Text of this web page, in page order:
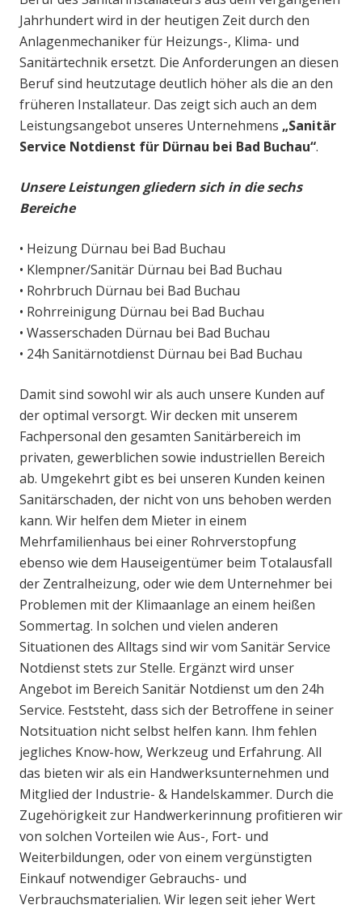
Jahrhundert wird in der heutigen Zeit durch den
Anlagenmechaniker für Heizungs-, Klima- und
Sanitärtechnik ersetzt. Die Anforderungen an diesen
Beruf sind heutzutage deutlich höher als die an den
früheren Installateur. Das zeigt sich auch an dem
Leistungsangebot unseres Unternehmens „Sanitär
Service Notdienst für Dürnau bei Bad Buchau“.
Unsere Leistungen gliedern sich in die sechs
Bereiche
• Heizung Dürnau bei Bad Buchau
• Klempner/Sanitär Dürnau bei Bad Buchau
• Rohrbruch Dürnau bei Bad Buchau
• Rohrreinigung Dürnau bei Bad Buchau
• Wasserschaden Dürnau bei Bad Buchau
• 24h Sanitärnotdienst Dürnau bei Bad Buchau
Damit sind sowohl wir als auch unsere Kunden auf
der optimal versorgt. Wir decken mit unserem
Fachpersonal den gesamten Sanitärbereich im
privaten, gewerblichen sowie industriellen Bereich
ab. Umgekehrt gibt es bei unseren Kunden keinen
Sanitärschaden, der nicht von uns behoben werden
kann. Wir helfen dem Mieter in einem
Mehrfamilienhaus bei einer Rohrverstopfung
ebenso wie dem Hauseigentümer beim Totalausfall
der Zentralheizung, oder wie dem Unternehmer bei
Problemen mit der Klimaanlage an einem heißen
Sommertag. In solchen und vielen anderen
Situationen des Alltags sind wir vom Sanitär Service
Notdienst stets zur Stelle. Ergänzt wird unser
Angebot im Bereich Sanitär Notdienst um den 24h
Service. Feststeht, dass sich der Betroffene in seiner
Notsituation nicht selbst helfen kann. Ihm fehlen
jegliches Know-how, Werkzeug und Erfahrung. All
das bieten wir als ein Handwerksunternehmen und
Mitglied der Industrie- & Handelskammer. Durch die
Zugehörigkeit zur Handwerkerinnung profitieren wir
von solchen Vorteilen wie Aus-, Fort- und
Weiterbildungen, oder von einem vergünstigten
Einkauf notwendiger Gebrauchs- und
Verbrauchsmaterialien. Wir legen seit jeher Wert